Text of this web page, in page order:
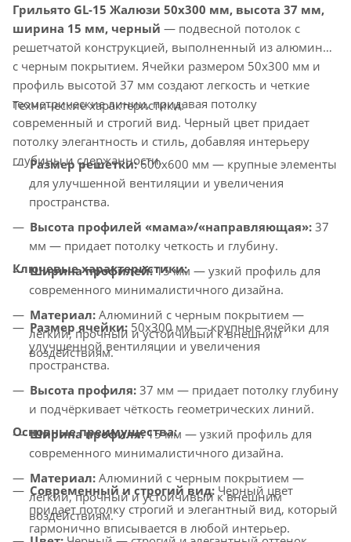
Грильято GL-15 Жалюзи 50x300 мм, высота 37 мм,
ширина 15 мм, черный — подвесной потолок с
решетчатой конструкцией, выполненный из алюминия
с черным покрытием. Ячейки размером 50x300 мм и
профиль высотой 37 мм создают легкость и четкие
геометрические линии, придавая потолку
современный и строгий вид. Черный цвет придает
потолку элегантность и стиль, добавляя интерьеру
глубины и сдержанности.
Технические характеристики:
Размер решетки:600x600 мм — крупные элементы
для улучшенной вентиляции и увеличения
пространства.
Высота профилей «мама»/«направляющая»: 37
мм — придает потолку четкость и глубину.
Ширина профилей:15 мм — узкий профиль для
современного минималистичного дизайна.
Материал: Алюминий с черным покрытием —
лёгкий, прочный и устойчивый к внешним
воздействиям.
Ключевые характеристики:
Размер ячейки: 50x300 мм — крупные ячейки для
улучшенной вентиляции и увеличения
пространства.
Высота профиля: 37 мм — придает потолку глубину
и подчёркивает чёткость геометрических линий.
Ширина профиля:15 мм — узкий профиль для
современного минималистичного дизайна.
Материал: Алюминий с черным покрытием —
лёгкий, прочный и устойчивый к внешним
воздействиям.
Основные преимущества:
Современный и строгий вид: Черный цвет
придает потолку строгий и элегантный вид, который
гармонично вписывается в любой интерьер.